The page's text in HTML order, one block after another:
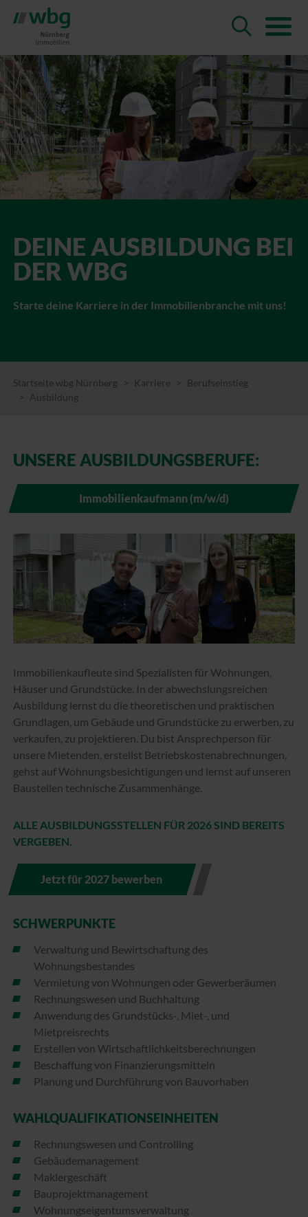
DEINE AUS­BILDUNG BEI
DER WBG
Starte deine Karriere in der Immobilienbranche mit uns!
Startseite wbg Nürnberg Karriere
Berufseinstieg
Ausbildung
UNSERE AUSBILDUNGSBERUFE:
Immobilienkaufmann (m/w/d)
Immobilienkaufleute sind Spezialisten für Wohnungen,
Häuser und Grundstücke. In der abwechslungsreichen
Ausbildung lernst du die theoretischen und praktischen
Grundlagen, um Gebäude und Grundstücke zu erwerben, zu
verkaufen, zu projektieren. Du bist Ansprechperson für
unsere Mietenden, erstellst Betriebskostenabrechnungen,
gehst auf Wohnungsbesichtigungen und lernst auf unseren
Baustellen technische Zusammenhänge.
ALLE AUSBILDUNGSSTELLEN FÜR 2026 SIND BEREITS
VERGEBEN.
Jetzt für 2027 bewerben
SCHWERPUNKTE
Verwaltung und Bewirtschaftung des
Wohnungsbestandes
Vermietung von Wohnungen oder Gewerberäumen
Rechnungswesen und Buchhaltung
Anwendung des Grundstücks-, Miet-, und
Mietpreisrechts
Erstellen von Wirtschaftlichkeitsberechnungen
Beschaffung von Finanzierungsmitteln
Planung und Durchführung von Bauvorhaben
WAHL­QUALIFIKATIONS­EINHEITEN
Rechnungswesen und Controlling
Gebäudemanagement
Maklergeschäft
Bauprojektmanagement
Wohnungseigentumsverwaltung